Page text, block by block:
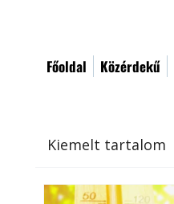
Főoldal Közérdekű
Kiemelt tartalom